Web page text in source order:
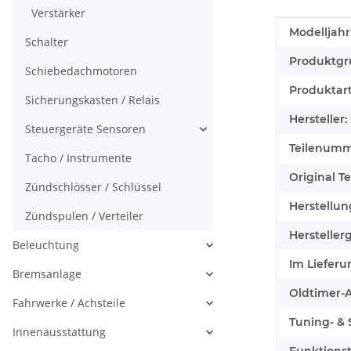
Wert
Hersteller:
Original
Im
Oldtimer-
Tuning- &
Verstärker
Schalter
Schiebedachmotoren
Sicherungskasten / Relais
Steuergeräte Sensoren
Tacho / Instrumente
Zündschlösser / Schlüssel
Zündspulen / Verteiler
Beleuchtung
Bremsanlage
Fahrwerke / Achsteile
Innenausstattung